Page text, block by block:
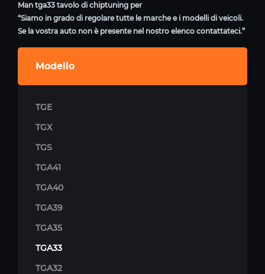
Man tga33 tavolo di chiptuning per
“Siamo in grado di regolare tutte le marche e i modelli di veicoli.
Se la vostra auto non è presente nel nostro elenco contattateci.”
Modello
TGE
TGX
TGS
TGA41
TGA40
TGA39
TGA35
TGA33
TGA32